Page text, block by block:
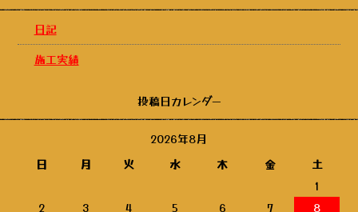
日記
施工実績
投稿日カレンダー
2026年8月
日
月 火 水 木 金
土
1
2
3 4 5 6 7 8